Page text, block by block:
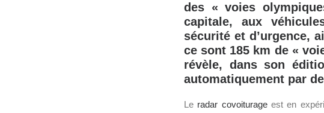
des « voies
capitale, aux
sécurité et d’urgence,
ce sont 185 km de «
révèle, dans son
automatiquement par
Le radar covoiturageest en